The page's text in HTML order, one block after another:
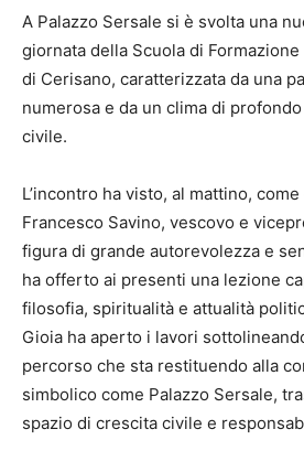
A Palazzo Sersale si è svolta una
giornata della Scuola di
di Cerisano, caratterizzata da una
numerosa e da un clima di
civile.
L’incontro ha visto, al mattino,
Francesco Savino, vescovo e
figura di grande autorevolezza e
ha offerto ai presenti una lezione
filosofia, spiritualità e attualità
Gioia ha aperto i lavori
percorso che sta restituendo alla
simbolico come Palazzo Sersale,
spazio di crescita civile e